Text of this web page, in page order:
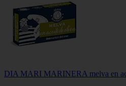
DIA MARI MARINERA melva en